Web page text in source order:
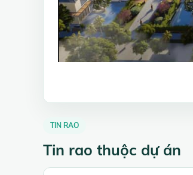
TIN RAO
Tin rao thuộc dự án